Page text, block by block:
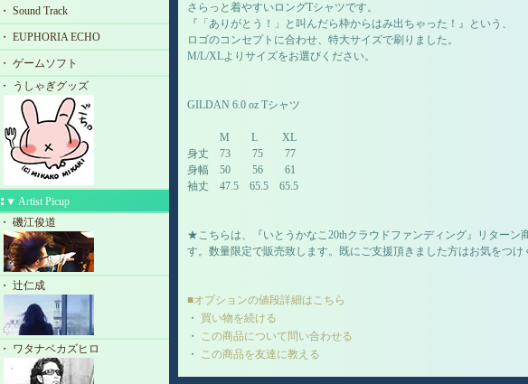
・ Sound Track
・ EUPHORIA ECHO
・ ゲームソフト
・ うしゃぎグッズ
▼ Artist Picup
・ 磯江俊道
・ 辻仁成
・ ワタナベカズヒロ
さらっと着やすいロングTシャツです。
『「ありがとう！」と叫んだら枠からはみ出ちゃった！』という、
ロゴのコンセプトに合わせ、特大サイズで刷りました。
M/L/XLよりサイズをお選びください。
GILDAN 6.0 oz Tシャツ
M L XL
身丈 73 75 77
身幅 50 56 61
袖丈 47.5 65.5 65.5
★こちらは、『いとうかなこ20thクラウドファンディング』リターン
す。数量限定で販売致します。既にご支援頂きました方はお気をつけ
■オプションの値段詳細はこちら
・ 買い物を続ける
・ この商品について問い合わせる
・ この商品を友達に教える